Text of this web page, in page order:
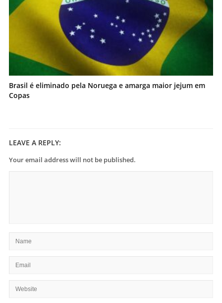
Brasil é eliminado pela Noruega e amarga maior jejum em
Copas
LEAVE A REPLY:
Your email address will not be published.